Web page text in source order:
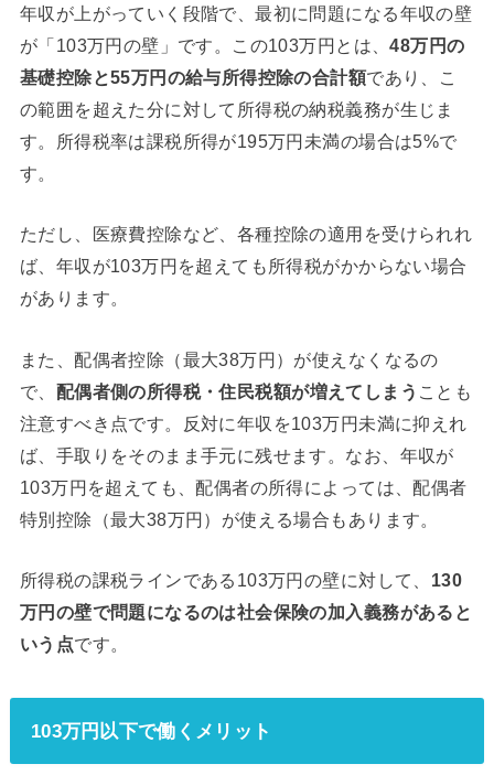
年収が上がっていく段階で、最初に問題になる年収の壁
が「103万円の壁」です。この103万円とは、48万円の
基礎控除と55万円の給与所得控除の合計額であり、こ
の範囲を超えた分に対して所得税の納税義務が生じま
す。所得税率は課税所得が195万円未満の場合は5%で
す。
ただし、医療費控除など、各種控除の適用を受けられれ
ば、年収が103万円を超えても所得税がかからない場合
があります。
また、配偶者控除（最大38万円）が使えなくなるの
で、 配偶者側の所得税・住民税額が増えてしまう ことも
注意すべき点です。反対に年収を103万円未満に抑えれ
ば、手取りをそのまま手元に残せます。なお、年収が
103万円を超えても、配偶者の所得によっては、配偶者
特別控除（最大38万円）が使える場合もあります。
所得税の課税ラインである103万円の壁に対して、 130
万円の壁で問題になるのは社会保険の加入義務があると
いう点です。
103万円以下で働くメリット